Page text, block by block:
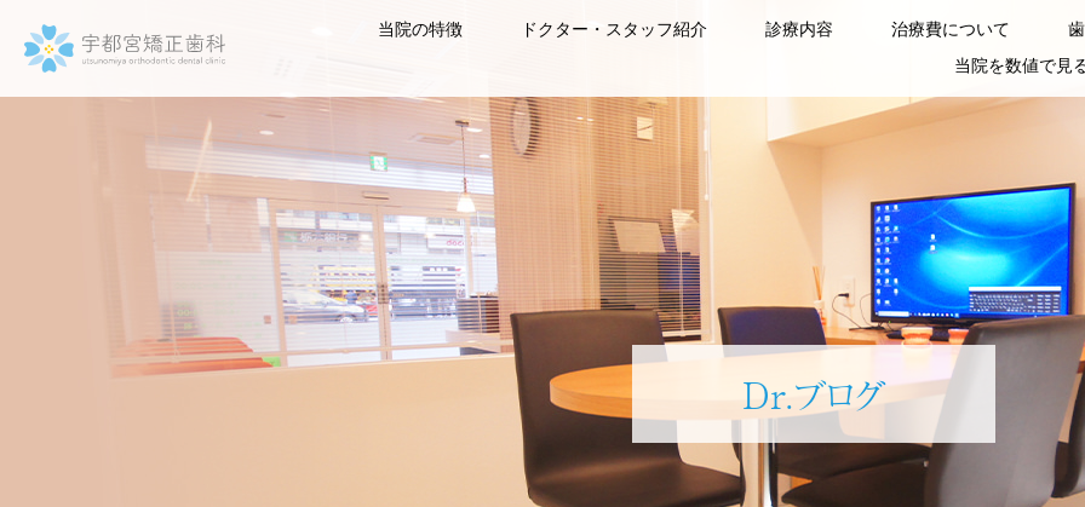
当院の特徴 ドクター・スタッフ紹介 診療内容 治療費について
当院を数値で見
Dr.ブログ